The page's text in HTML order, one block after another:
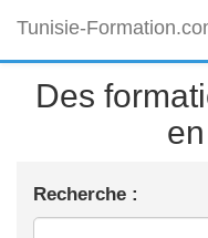
Tunisie-
Des
Recherche :